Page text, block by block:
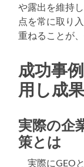
や露出を維持
点を常に取り
重ねることが
成功事
用し成
実際の企
策とは
実際にGEO